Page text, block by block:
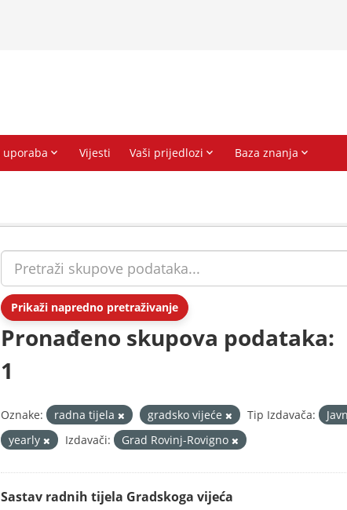
Prikaži napredno pretraživanje
Pronađeno skupova podataka:
1
Oznake: radna tijela gradsko vijeće Tip Izdavača:
yearly
Izdavači: Grad Rovinj-Rovigno
Sastav radnih tijela Gradskoga vijeća